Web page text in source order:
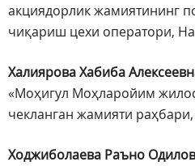
акциядорлик жамиятининг
чиқариш цехи оператори,
Халиярова Хабиба
«Моҳигул Моҳларойим
чекланган жамияти
Ходжиболаева Раъно